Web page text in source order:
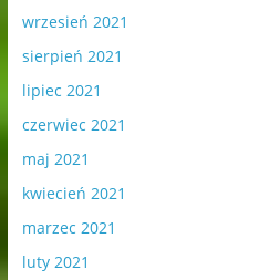
wrzesień 2021
sierpień 2021
lipiec 2021
czerwiec 2021
maj 2021
kwiecień 2021
marzec 2021
luty 2021